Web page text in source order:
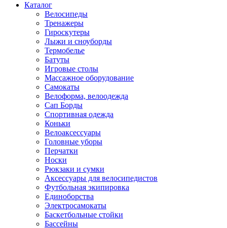
Каталог
Велосипеды
Тренажеры
Гироскутеры
Лыжи и сноуборды
Термобелье
Батуты
Игровые столы
Массажное оборудование
Самокаты
Велоформа, велоодежда
Сап Борды
Спортивная одежда
Коньки
Велоаксессуары
Головные уборы
Перчатки
Носки
Рюкзаки и сумки
Аксессуары для велосипедистов
Футбольная экипировка
Единоборства
Электросамокаты
Баскетбольные стойки
Бассейны